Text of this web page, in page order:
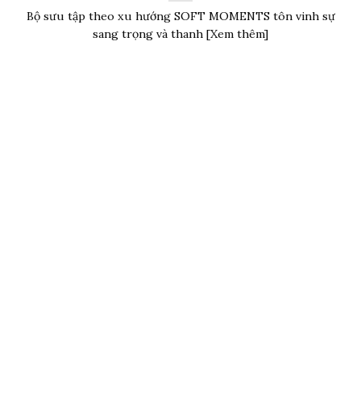
Bộ sưu tập theo xu hướng SOFT MOMENTS tôn vinh sự
sang trọng và thanh [Xem thêm]